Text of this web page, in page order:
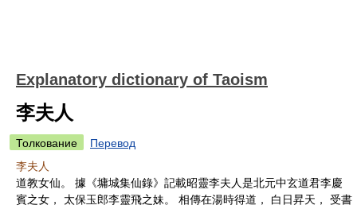
Explanatory dictionary of Taoism
李夫人
Толкование
Перевод
李夫人
道教女仙。 據《墉城集仙錄》記載昭靈李夫人是北元中玄道君李慶
賓之女， 太保玉郎李靈飛之妹。 相傳在湯時得道， 白日昇天， 受書